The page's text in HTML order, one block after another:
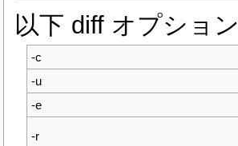
以下 diff オプショ
-c
-u
-e
-r